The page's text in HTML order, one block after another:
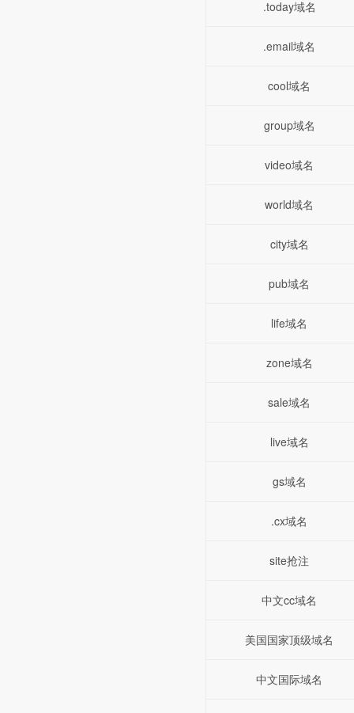
.today域名
.email域名
cool域名
group域名
video域名
world域名
city域名
pub域名
life域名
zone域名
sale域名
live域名
gs域名
.cx域名
site抢注
中文cc域名
美国国家顶级域名
中文国际域名